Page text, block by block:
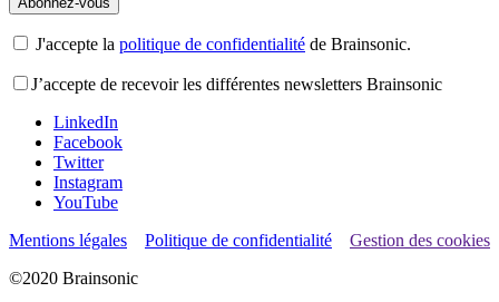
J'accepte la politique de confidentialité de Brainsonic.
J’accepte de recevoir les différentes newsletters Brainsonic
LinkedIn
Facebook
Twitter
Instagram
YouTube
Mentions légales
Politique de confidentialité
Gestion des cookies
©2020 Brainsonic